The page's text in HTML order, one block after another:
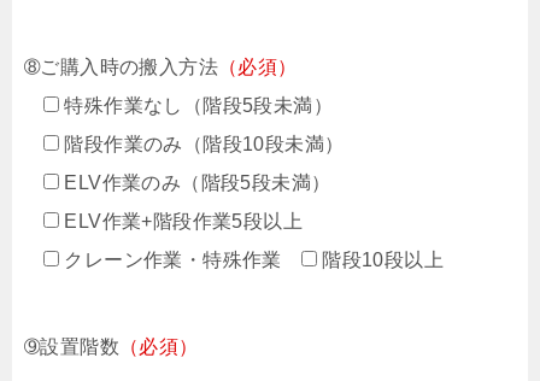
➇ご購入時の搬入方法 （必須）
特殊作業なし（階段5段未満）
階段作業のみ（階段10段未満）
ELV作業のみ（階段5段未満）
ELV作業+階段作業5段以上
クレーン作業・特殊作業
階段10段以上
➈設置階数 （必須）